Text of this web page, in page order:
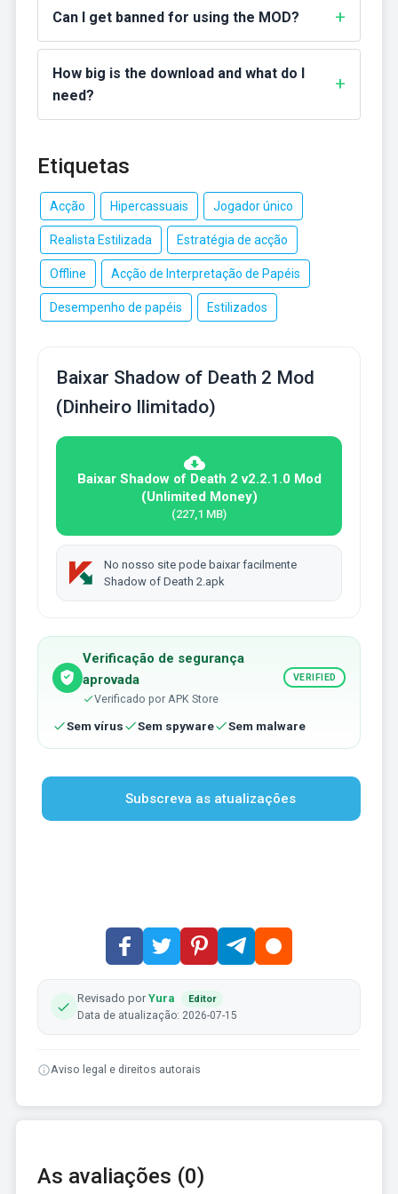
Can I get banned for using the MOD?
How big is the download and what do I
need?
Etiquetas
Acção Hipercassuais Jogador único
Realista Estilizada Estratégia de acção
Offline Acção de Interpretação de Papéis
Desempenho de papéis Estilizados
Baixar Shadow of Death 2 Mod
(Dinheiro Ilimitado)
Baixar Shadow of Death 2 v2.2.1.0 Mod
(Unlimited Money)
(227,1 MB)
No nosso site pode baixar facilmente
Shadow of Death 2.apk
Verificação de segurança
aprovada
Verificado por APK Store
VERIFIED
Sem vírus Sem spyware Sem malware
Subscreva as atualizações
Revisado porYura Editor
Data de atualização: 2026-07-15
Aviso legal e direitos autorais
As avaliações (0)